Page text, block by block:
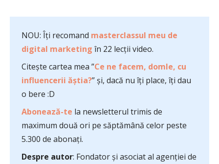
NOU: Îți recomand masterclassul meu de
digital marketing în 22 lecții video.
Citește cartea mea ”Ce ne facem, domle, cu
influencerii ăștia?” și, dacă nu îți place, îți dau
o bere :D
Abonează-te la newsletterul trimis de
maximum două ori pe săptămână celor peste
5.300 de abonați.
Despre autor: Fondator și asociat al agenției de